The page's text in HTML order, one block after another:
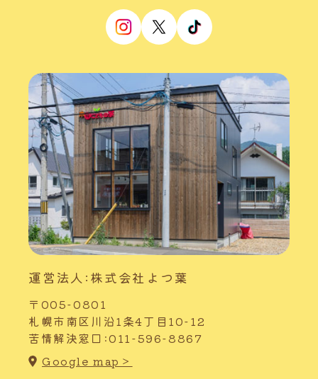
運営法人:株式会社よつ葉
〒005-0801
札幌市南区川沿1条4丁目10-12
苦情解決窓口:011-596-8867
Google map＞